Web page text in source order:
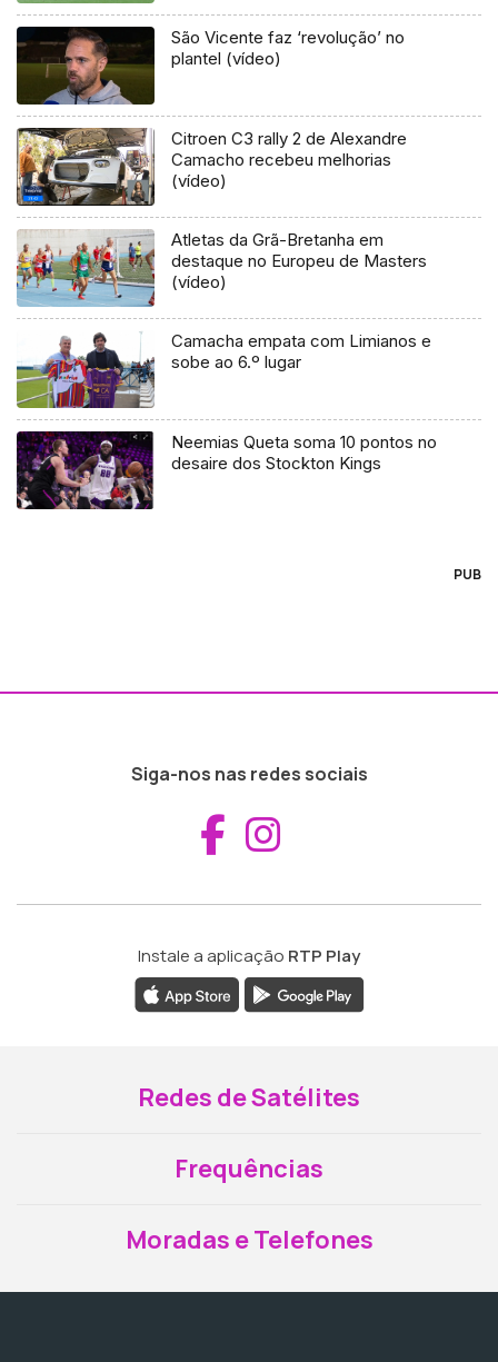
São Vicente faz ‘revolução’ no
plantel (vídeo)
Citroen C3 rally 2 de Alexandre
Camacho recebeu melhorias
(vídeo)
Atletas da Grã-Bretanha em
destaque no Europeu de Masters
(vídeo)
Camacha empata com Limianos e
sobe ao 6.º lugar
Neemias Queta soma 10 pontos no
desaire dos Stockton Kings
PUB
Siga-nos nas redes sociais
Aceder ao
Instale a aplicação RTP Play
Redes de Satélites
Frequências
Moradas e Telefones